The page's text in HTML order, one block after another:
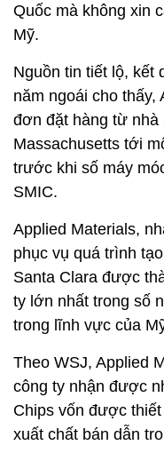
Quốc mà không xin
Mỹ.
Nguồn tin tiết lộ, kết
năm ngoái cho thấy,
đơn đặt hàng từ nhà
Massachusetts tới
trước khi số máy
SMIC.
Applied Materials,
phục vụ quá trình
Santa Clara được
ty lớn nhất trong số
trong lĩnh vực của
Theo WSJ, Applied
công ty nhận được
Chips vốn được
xuất chất bán dẫn